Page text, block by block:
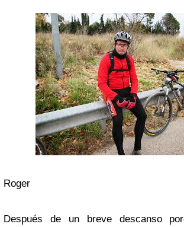
Roger
Después de un breve descanso